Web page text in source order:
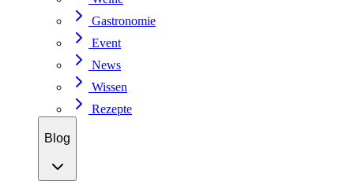
Gastronomie
Event
News
Wissen
Rezepte
Blog